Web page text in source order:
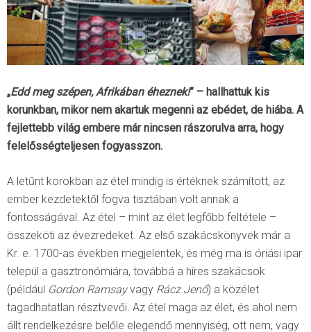
„Edd meg szépen, Afrikában éheznek!” – hallhattuk kis
korunkban, mikor nem akartuk megenni az ebédet, de hiába. A
fejlettebb világ embere már nincsen rászorulva arra, hogy
felelősségteljesen fogyasszon.
A letűnt korokban az étel mindig is értéknek számított, az
ember kezdetektől fogva tisztában volt annak a
fontosságával. Az étel – mint az élet legfőbb feltétele –
összeköti az évezredeket. Az első szakácskönyvek már a
Kr. e. 1700-as években megjelentek, és még ma is óriási ipar
települ a gasztronómiára, továbbá a híres szakácsok
(például Gordon Ramsayvagy Rácz Jenő) a közélet
tagadhatatlan résztvevői. Az étel maga az élet, és ahol nem
állt rendelkezésre belőle elegendő mennyiség, ott nem, vagy